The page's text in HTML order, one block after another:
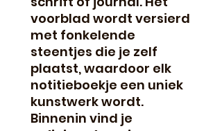
voorblad wordt versierd
met fonkelende
steentjes die je zelf
plaatst, waardoor elk
notitieboekje een uniek
kunstwerk wordt.
Binnenin vind je